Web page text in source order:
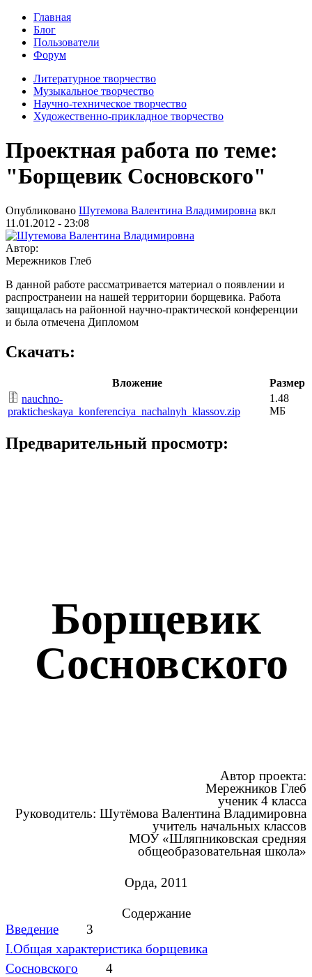
Главная
Блог
Пользователи
Форум
Литературное творчество
Музыкальное творчество
Научно-техническое творчество
Художественно-прикладное творчество
Проектная работа по теме:
"Борщевик Сосновского"
Опубликовано Шутемова Валентина Владимировна вкл
11.01.2012 - 23:08
Автор:
Мережников Глеб
В данной работе рассматривается материал о появлении и
распространеии на нашей территории борщевика. Работа
защищалась на районной научно-практической конференции
и была отмечена Дипломом
Скачать:
Вложение
Размер
nauchno-
prakticheskaya_konferenciya_nachalnyh_klassov.zip
1.48
МБ
Предварительный просмотр:
Борщевик
Сосновского
Автор проекта:
Мережников Глеб
ученик 4 класса
Руководитель: Шутёмова Валентина Владимировна
учитель начальных классов
МОУ «Шляпниковская средняя
общеобразовательная школа»
Орда, 2011
Содержание
Введение 3
I.Общая характеристика борщевика
Сосновского 4